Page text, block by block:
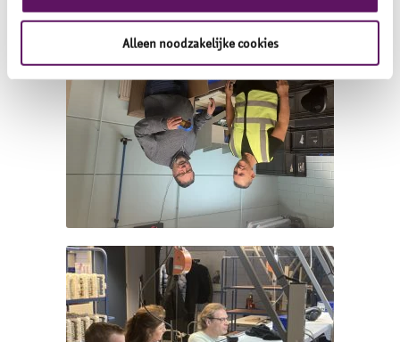
Alleen noodzakelijke cookies